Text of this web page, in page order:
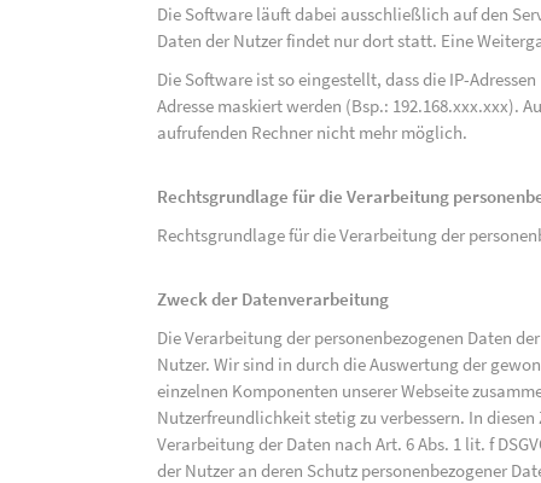
Die Software läuft dabei ausschließlich auf den
Daten der Nutzer findet nur dort statt. Eine
Die Software ist so eingestellt, dass die IP-
Adresse maskiert werden (Bsp.: 192.168.xxx.xxx).
aufrufenden Rechner nicht mehr möglich.
Rechtsgrundlage für die Verarbeitung
Rechtsgrundlage für die Verarbeitung der
Zweck der Datenverarbeitung
Die Verarbeitung der personenbezogenen Daten
Nutzer. Wir sind in durch die Auswertung der
einzelnen Komponenten unserer Webseite
Nutzerfreundlichkeit stetig zu verbessern. In
Verarbeitung der Daten nach Art. 6 Abs. 1 lit. f
der Nutzer an deren Schutz personenbezogener